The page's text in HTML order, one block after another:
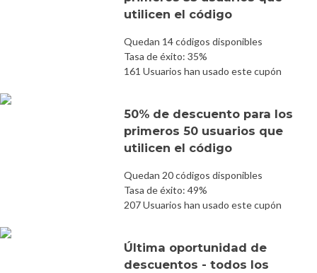
utilicen el código
Quedan 14 códigos disponibles
Tasa de éxito: 35%
161 Usuarios han usado este cupón
50% de descuento para los
primeros 50 usuarios que
utilicen el código
Quedan 20 códigos disponibles
Tasa de éxito: 49%
207 Usuarios han usado este cupón
Última oportunidad de
descuentos - todos los